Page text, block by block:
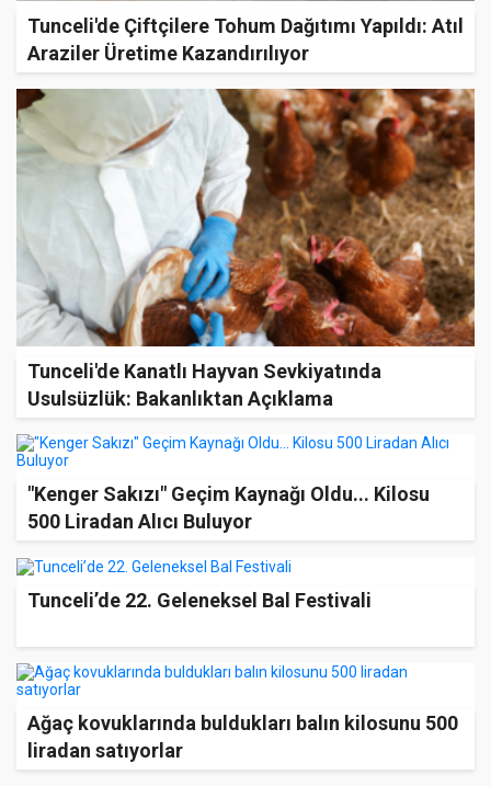
Tunceli'de Çiftçilere Tohum Dağıtımı Yapıldı: Atıl
Araziler Üretime Kazandırılıyor
Tunceli'de Kanatlı Hayvan Sevkiyatında
Usulsüzlük: Bakanlıktan Açıklama
"Kenger Sakızı" Geçim Kaynağı Oldu... Kilosu
500 Liradan Alıcı Buluyor
Tunceli’de 22. Geleneksel Bal Festivali
Ağaç kovuklarında buldukları balın kilosunu 500
liradan satıyorlar